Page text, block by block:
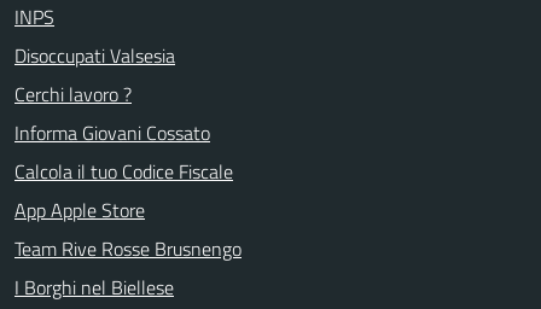
INPS
Disoccupati Valsesia
Cerchi lavoro ?
Informa Giovani Cossato
Calcola il tuo Codice Fiscale
App Apple Store
Team Rive Rosse Brusnengo
I Borghi nel Biellese